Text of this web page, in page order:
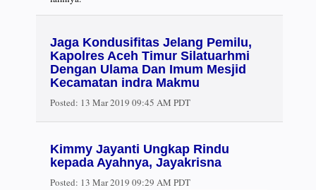
Jaga Kondusifitas Jelang Pemilu,
Kapolres Aceh Timur Silatuarhmi
Dengan Ulama Dan Imum Mesjid
Kecamatan indra Makmu
Posted: 13 Mar 2019 09:45 AM PDT
Kimmy Jayanti Ungkap Rindu
kepada Ayahnya, Jayakrisna
Posted: 13 Mar 2019 09:29 AM PDT